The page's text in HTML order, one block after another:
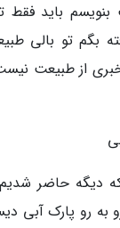
باید فقط
بگم تو بالی
خبری از طبیعت
7 بود که دیگه حاضر
به رو پارک آبی